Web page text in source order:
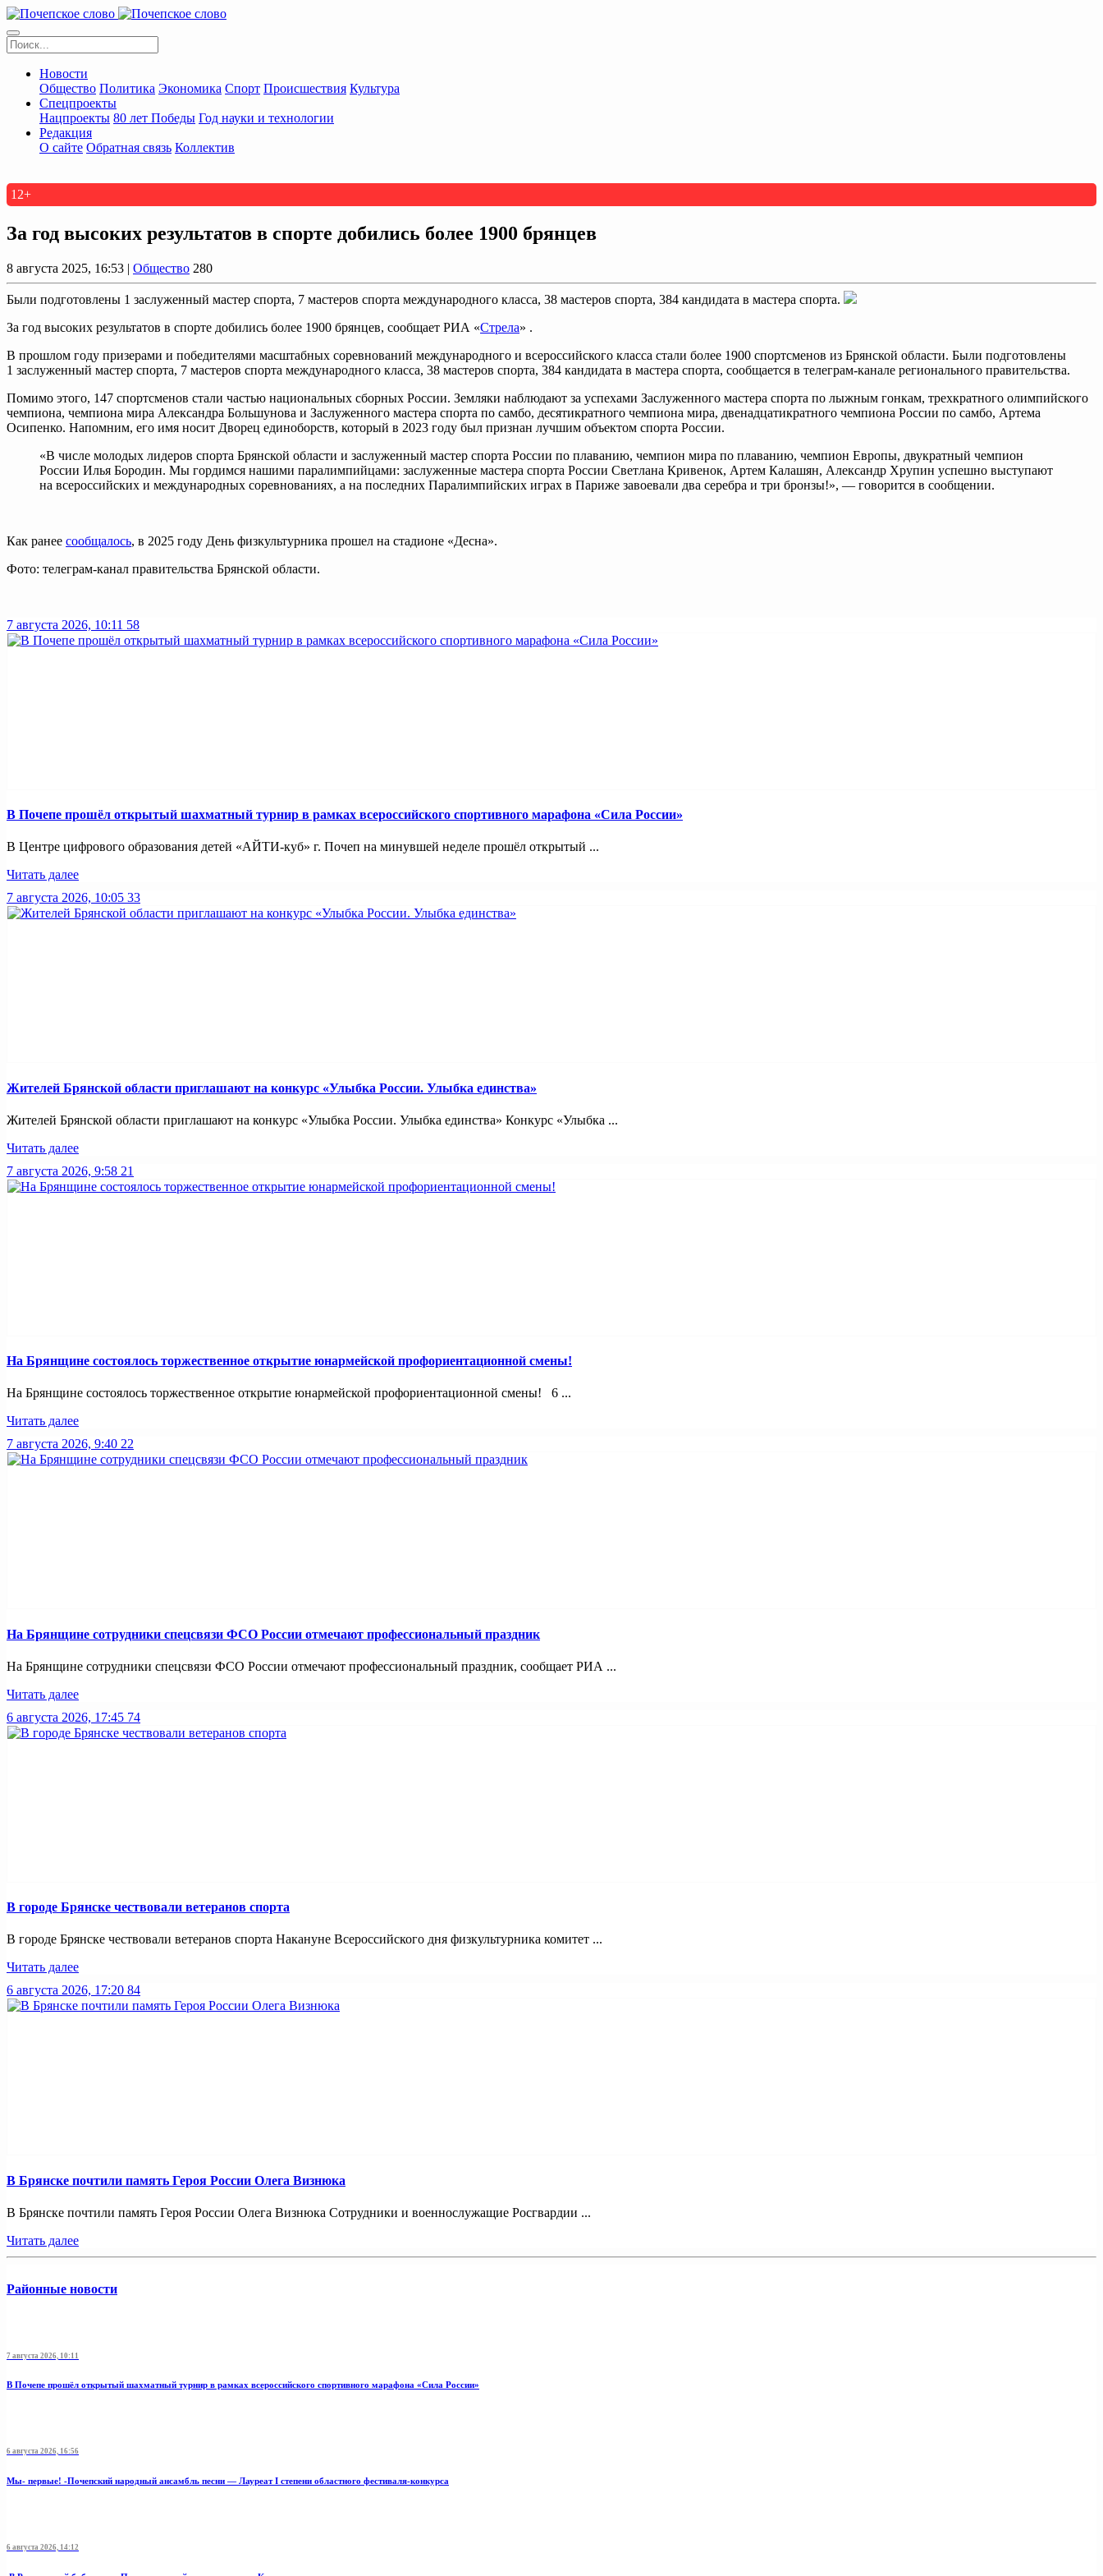
Новости
Общество Политика Экономика Спорт Происшествия Культура
Спецпроекты
Нацпроекты 80 лет Победы Год науки и технологии
Редакция
О сайте Обратная связь Коллектив
12+
За год высоких результатов в спорте добились более 1900 брянцев
8 августа 2025, 16:53 | Общество 280
Были подготовлены 1 заслуженный мастер спорта, 7 мастеров спорта международного класса, 38 мастеров спорта, 384 кандидата в мастера спорта.
За год высоких результатов в спорте добились более 1900 брянцев, сообщает РИА «Стрела» .
В прошлом году призерами и победителями масштабных соревнований международного и всероссийского класса стали более 1900 спортсменов из Брянской области. Были подготовлены
1 заслуженный мастер спорта, 7 мастеров спорта международного класса, 38 мастеров спорта, 384 кандидата в мастера спорта, сообщается в телеграм-канале регионального правительства.
Помимо этого, 147 спортсменов стали частью национальных сборных России. Земляки наблюдают за успехами Заслуженного мастера спорта по лыжным гонкам, трехкратного олимпийского
чемпиона, чемпиона мира Александра Большунова и Заслуженного мастера спорта по самбо, десятикратного чемпиона мира, двенадцатикратного чемпиона России по самбо, Артема
Осипенко. Напомним, его имя носит Дворец единоборств, который в 2023 году был признан лучшим объектом спорта России.
«В числе молодых лидеров спорта Брянской области и заслуженный мастер спорта России по плаванию, чемпион мира по плаванию, чемпион Европы, двукратный чемпион
России Илья Бородин. Мы гордимся нашими паралимпийцами: заслуженные мастера спорта России Светлана Кривенок, Артем Калашян, Александр Хрупин успешно выступают
на всероссийских и международных соревнованиях, а на последних Паралимпийских играх в Париже завоевали два серебра и три бронзы!», — говорится в сообщении.
Как ранее сообщалось, в 2025 году День физкультурника прошел на стадионе «Десна».
Фото: телеграм-канал правительства Брянской области.
7 августа 2026, 10:11 58
В Почепе прошёл открытый шахматный турнир в рамках всероссийского спортивного марафона «Сила России»
В Центре цифрового образования детей «АЙТИ-куб» г. Почеп на минувшей неделе прошёл открытый ...
Читать далее
7 августа 2026, 10:05 33
Жителей Брянской области приглашают на конкурс «Улыбка России. Улыбка единства»
Жителей Брянской области приглашают на конкурс «Улыбка России. Улыбка единства» Конкурс «Улыбка ...
Читать далее
7 августа 2026, 9:58 21
На Брянщине состоялось торжественное открытие юнармейской профориентационной смены!
На Брянщине состоялось торжественное открытие юнармейской профориентационной смены! 6 ...
Читать далее
7 августа 2026, 9:40 22
На Брянщине сотрудники спецсвязи ФСО России отмечают профессиональный праздник
На Брянщине сотрудники спецсвязи ФСО России отмечают профессиональный праздник, сообщает РИА ...
Читать далее
6 августа 2026, 17:45 74
В городе Брянске чествовали ветеранов спорта
В городе Брянске чествовали ветеранов спорта Накануне Всероссийского дня физкультурника комитет ...
Читать далее
6 августа 2026, 17:20 84
В Брянске почтили память Героя России Олега Визнюка
В Брянске почтили память Героя России Олега Визнюка Сотрудники и военнослужащие Росгвардии ...
Читать далее
Районные новости
7 августа 2026, 10:11
В Почепе прошёл открытый шахматный турнир в рамках всероссийского спортивного марафона «Сила России»
6 августа 2026, 16:56
Мы- первые! -Почепский народный ансамбль песни — Лауреат I степени областного фестиваля-конкурса
6 августа 2026, 14:12